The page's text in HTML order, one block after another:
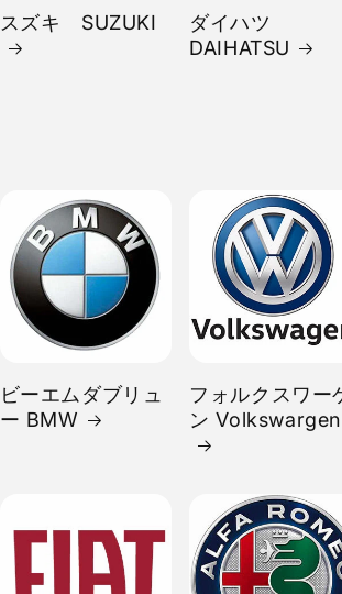
スズキ SUZUKI
ダイハツ
DAIHATSU
ビーエムダブリュ
ー BMW
フォルクスワー
ン Volkswargen